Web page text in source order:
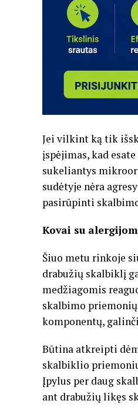
Jei vilkint ką tik
įspėjimas, kad
sukeliantys
sudėtyje nėra
pasirūpinti
Kovai su
Šiuo metu rinkoje
drabužių skalbiklį
medžiagomis
skalbimo
komponentų,
Būtina atkreipti
skalbiklio
Įpylus per daug
ant drabužių likęs